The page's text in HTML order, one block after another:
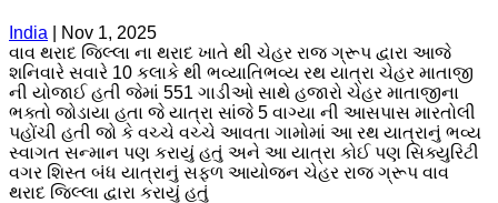
India
Nov 1, 2025
વાવ થરાદ જિલ્લા ના થરાદ ખાતે થી ચેહર રાજ ગ્રૂપ દ્વારા આજે
શનિવારે સવારે 10 કલાકે થી ભવ્યાતિભવ્ય રથ યાત્રા ચેહર માતાજી
ની યોજાઈ હતી જેમાં 551 ગાડીઓ સાથે હજારો ચેહર માતાજીના
ભક્તો જોડાયા હતા જે યાત્રા સાંજે 5 વાગ્યા ની આસપાસ મારતોલી
પહોંચી હતી જો કે વચ્ચે વચ્ચે આવતા ગામોમાં આ રથ યાત્રાનું ભવ્ય
સ્વાગત સન્માન પણ કરાયું હતું અને આ યાત્રા કોઈ પણ સિક્યુરિટી
વગર શિસ્ત બંધ યાત્રાનું સફળ આયોજન ચેહર રાજ ગ્રૂપ વાવ
થરાદ જિલ્લા દ્વારા કરાયું હતું